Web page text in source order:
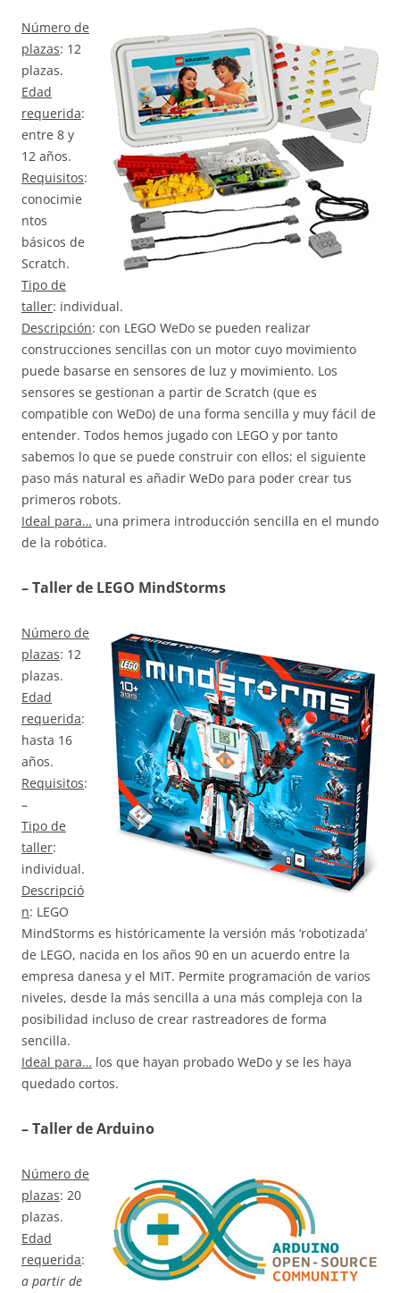
Número de
plazas: 12
plazas.
Edad
requerida:
entre 8 y
12 años.
Requisitos:
conocimie
ntos
básicos de
Scratch.
Tipo de
taller: individual.
Descripción: con LEGO WeDo se pueden realizar
construcciones sencillas con un motor cuyo movimiento
puede basarse en sensores de luz y movimiento. Los
sensores se gestionan a partir de Scratch (que es
compatible con WeDo) de una forma sencilla y muy fácil de
entender. Todos hemos jugado con LEGO y por tanto
sabemos lo que se puede construir con ellos; el siguiente
paso más natural es añadir WeDo para poder crear tus
primeros robots.
Ideal para… una primera introducción sencilla en el mundo
de la robótica.
– Taller de LEGO MindStorms
Número de
plazas: 12
plazas.
Edad
requerida:
hasta 16
años.
Requisitos:
–
Tipo de
taller:
individual.
Descripció
n: LEGO
MindStorms es históricamente la versión más ‘robotizada’
de LEGO, nacida en los años 90 en un acuerdo entre la
empresa danesa y el MIT. Permite programación de varios
niveles, desde la más sencilla a una más compleja con la
posibilidad incluso de crear rastreadores de forma
sencilla.
Ideal para… los que hayan probado WeDo y se les haya
quedado cortos.
– Taller de Arduino
Número de
plazas: 20
plazas.
Edad
requerida:
a partir de